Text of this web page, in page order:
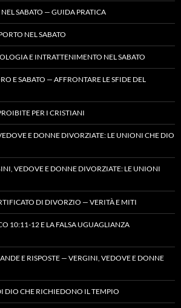
SABATO — GUIDA PRATICA
NEL SABATO
E INTRATTENIMENTO NEL SABATO
E SABATO — AFFRONTARE LE SFIDE DEL
PER I CRISTIANI
E DONNE DIVORZIATE: LE UNIONI CHE DIO
VEDOVE E DONNE DIVORZIATE: LE UNIONI
DI DIVORZIO — VERITÀ E MITI
10:11-12 E LA FALSA UGUAGLIANZA
E RISPOSTE — VERGINI, VEDOVE E DONNE
DIO CHE RICHIEDONO IL TEMPIO